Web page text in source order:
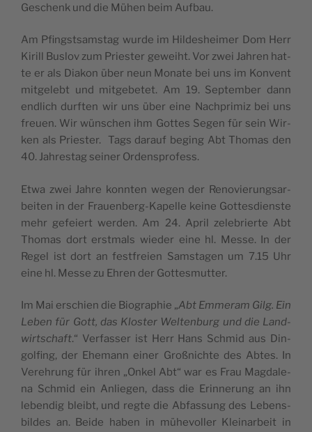
Geschenk und die Mühen beim Aufbau.
Am Pfingst­sams­tag wur­de im Hil­des­hei­mer Dom Herr
Kirill Bus­lov zum Pries­ter geweiht. Vor zwei Jah­ren hat­
te er als Dia­kon über neun Mona­te bei uns im Kon­vent
mit­ge­lebt und mit­ge­be­tet. Am 19. Sep­tem­ber dann
end­lich durf­ten wir uns über eine Nach­pri­miz bei uns
freu­en. Wir wün­schen ihm Got­tes Segen für sein Wir­
ken als Pries­ter. Tags dar­auf beging Abt Tho­mas den
40. Jah­res­tag sei­ner Ordensprofess.
Etwa zwei Jah­re konn­ten wegen der Reno­vie­rungs­ar­
bei­ten in der Frau­en­berg-Kapel­le kei­ne Got­tes­diens­te
mehr gefei­ert wer­den. Am 24. April zele­brier­te Abt
Tho­mas dort erst­mals wie­der eine hl. Mes­se. In der
Regel ist dort an fest­frei­en Sams­ta­gen um 7.15 Uhr
eine hl. Mes­se zu Ehren der Gottesmutter.
Im Mai erschien die Bio­gra­phie „Abt Emmer­am Gilg. Ein
Leben für Gott, das Klos­ter Wel­ten­burg und die Land­
wirt­schaft.“ Ver­fas­ser ist Herr Hans Schmid aus Din­
gol­fing, der Ehe­mann einer Groß­nich­te des Abtes. In
Ver­eh­rung für ihren „Onkel Abt“ war es Frau Mag­da­le­
na Schmid ein Anlie­gen, dass die Erin­ne­rung an ihn
leben­dig bleibt, und reg­te die Abfas­sung des Lebens­
bil­des an. Bei­de haben in mühe­vol­ler Klein­ar­beit in